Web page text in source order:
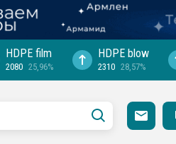
HDPE film
2080 25,96%
HDPE blow
2310 28,57%